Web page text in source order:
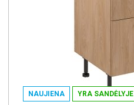
NAUJIENA YRA SANDĖLYJE